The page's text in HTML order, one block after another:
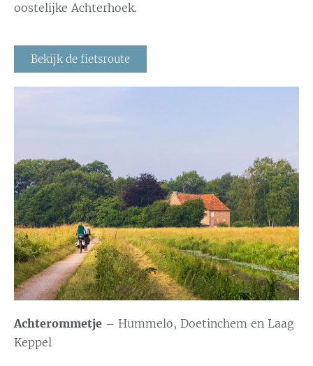
oostelijke Achterhoek.
Bekijk de fietsroute
Achterommetje – Hummelo, Doetinchem en Laag
Keppel